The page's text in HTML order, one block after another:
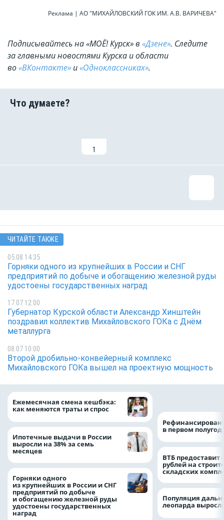
Реклама | АО "МИХАЙЛОВСКИЙ ГОК ИМ. А.В. ВАРИЧЕВА"
Подписывайтесь на «МОЁ! Курск» в «Дзене». Cледите
за главными новостями Курска и области
во«ВКонтакте» и«Одноклассниках».
1
ЧИТАЙТЕ ТАКЖЕ
05.08 14:35
Горняки одного из крупнейших в России и СНГ
предприятий по добыче и обогащению железной руды
удостоены государственных наград
17.07 12:00
Губернатор Курской области Александр Хинштейн
поздравил коллектив Михайловского ГОКа с Днём
металлурга
08.07 10:00
Второй дробильно-конвейерный комплекс
Михайловского ГОКа вышел на проектную мощность
Ежемесячная смена кешбэка:
как меняются траты и спрос
Ипотечные выдачи в России
выросли на 38% за семь
месяцев
Горняки одного
из крупнейших в России и СНГ
предприятий по добыче
и обогащению железной руды
удостоены государственных
наград
в первом
ВТБ предоставит
рублей на
складских
Популяция
леопарда